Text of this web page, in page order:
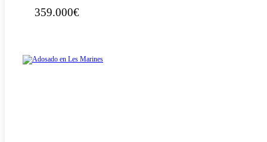
359.000€